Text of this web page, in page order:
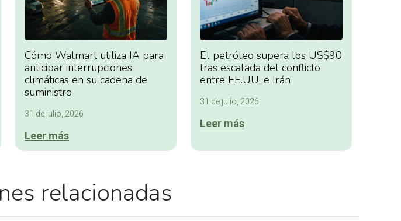
Cómo Walmart utiliza IA para
anticipar interrupciones
climáticas en su cadena de
suministro
31 de julio, 2026
Leer más
El petróleo supera los US$90
tras escalada del conflicto
entre EE.UU. e Irán
31 de julio, 2026
Leer más
relacionadas